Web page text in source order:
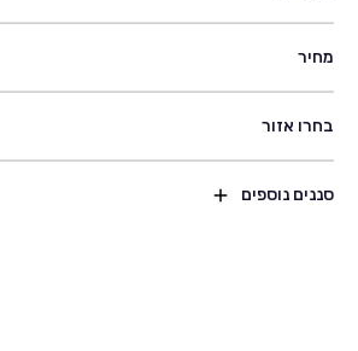
מחיר
בחרו אזור
סננים נוספים